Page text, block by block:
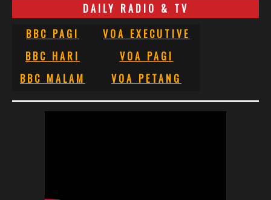
DAILY RADIO & TV
BBC PAGI
VOA EXECUTIVE
BBC HARI
VOA PAGI
BBC MALAM
VOA PETANG